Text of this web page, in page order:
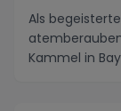
Als
Kammel in